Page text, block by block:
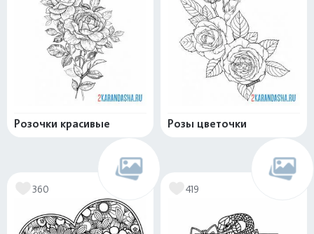
Розочки красивые Розы цветочки
360 419